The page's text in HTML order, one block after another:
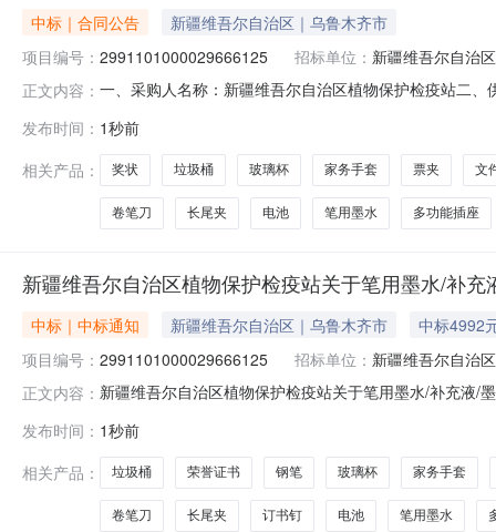
中标｜合同公告
新疆维吾尔自治区｜乌鲁木齐市
项目编号： 2991101000029666125 招标单位： 新疆维吾尔自治
正文内容： 一、采购人名称：新疆维吾尔自治区植物保护检疫站二
墨水/补充液/墨囊英雄/HERO8806瓶1.0015152得力
发布时间： 1秒前
相关产品：
奖状 垃圾桶 玻璃杯 家务手套 票夹 文
卷笔刀 长尾夹 电池 笔用墨水 多功能插座
新疆维吾尔自治区植物保护检疫站关于笔用墨水/补
中标｜中标通知 新疆维吾尔自治区｜乌鲁木齐市
中标4992
项目编号： 2991101000029666125 招标单位： 新疆维吾尔自治
正文内容： 新疆维吾尔自治区植物保护检疫站关于笔用墨水/补充液/
计划金额（元）:项目所在行政区划编码:659900项目所
发布时间： 1秒前
相关产品：
垃圾桶 荣誉证书 钢笔 玻璃杯 家务手套
卷笔刀 长尾夹 订书钉 电池 笔用墨水